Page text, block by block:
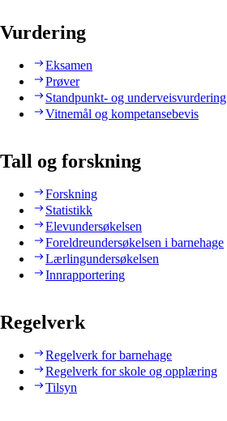
Vurdering
Eksamen
Prøver
Standpunkt- og underveisvurdering
Vitnemål og kompetansebevis
Tall og forskning
Forskning
Statistikk
Elevundersøkelsen
Foreldreundersøkelsen i barnehage
Lærlingundersøkelsen
Innrapportering
Regelverk
Regelverk for barnehage
Regelverk for skole og opplæring
Tilsyn